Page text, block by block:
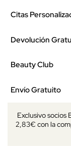
Citas
Devolución
Beauty Club
Envío Gratuito
Exclusivo socios
2,83€ con la